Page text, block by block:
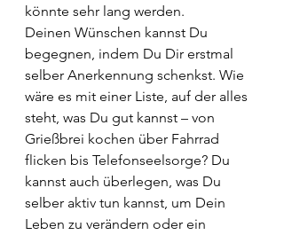
könnte sehr lang werden.
Deinen Wünschen kannst Du
begegnen, indem Du Dir erstmal
selber Anerkennung schenkst. Wie
wäre es mit einer Liste, auf der alles
steht, was Du gut kannst – von
Grießbrei kochen über Fahrrad
flicken bis Telefonseelsorge? Du
kannst auch überlegen, was Du
selber aktiv tun kannst, um Dein
Leben zu verändern oder ein